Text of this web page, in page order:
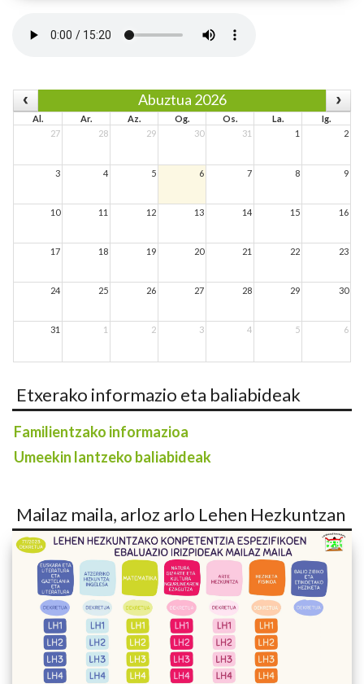
Abuztua 2026
Al. Ar. Az. Og. Os. La.
Ig.
27
28 29 30 31 1 2
3 4 5 6 7 8 9
10 11 12 13 14 15 16
17 18 19 20 21 22 23
24 25 26 27 28 29 30
31 1 2 3 4 5 6
Etxerako informazio eta baliabideak
Familientzako informazioa
Umeekin lantzeko baliabideak
Mailaz maila, arloz arlo Lehen Hezkuntzan